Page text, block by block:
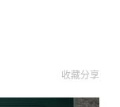
收藏分享